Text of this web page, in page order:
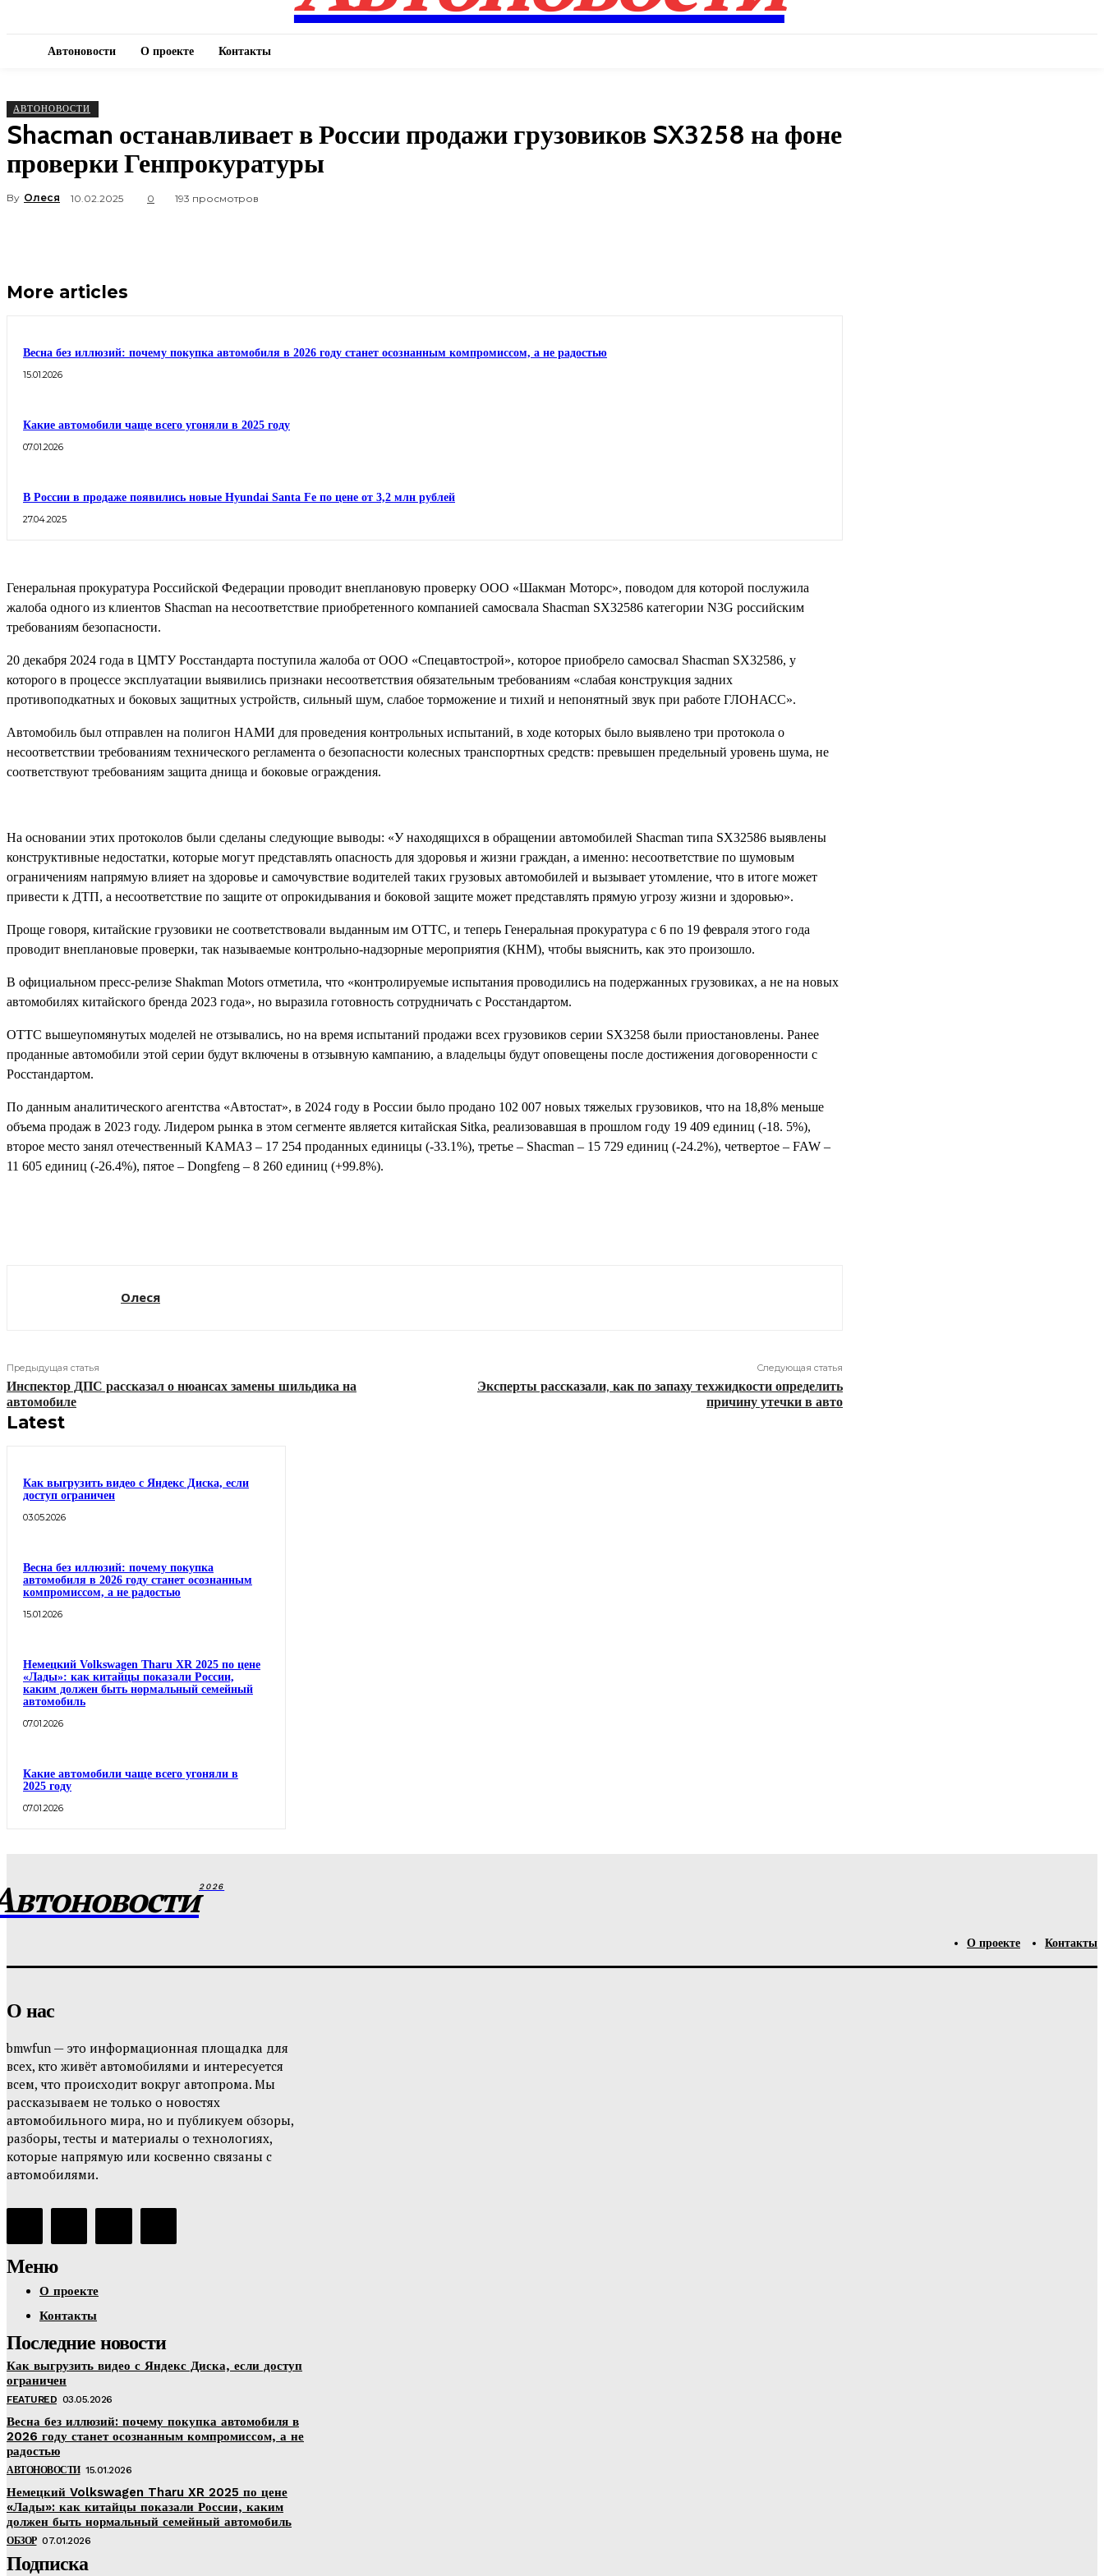
Автоновости О проекте Контакты
АВТОНОВОСТИ
Shacman останавливает в России продажи грузовиков SX3258 на фоне
проверки Генпрокуратуры
By Олеся 10.02.2025 0 193 просмотров
More articles
Весна без иллюзий: почему покупка автомобиля в 2026 году станет осознанным компромиссом, а не радостью
15.01.2026
Какие автомобили чаще всего угоняли в 2025 году
07.01.2026
В России в продаже появились новые Hyundai Santa Fe по цене от 3,2 млн рублей
27.04.2025
Генеральная прокуратура Российской Федерации проводит внеплановую проверку ООО «Шакман Моторс», поводом для которой послужила
жалоба одного из клиентов Shacman на несоответствие приобретенного компанией самосвала Shacman SX32586 категории N3G российским
требованиям безопасности.
20 декабря 2024 года в ЦМТУ Росстандарта поступила жалоба от ООО «Спецавтострой», которое приобрело самосвал Shacman SX32586, у
которого в процессе эксплуатации выявились признаки несоответствия обязательным требованиям «слабая конструкция задних
противоподкатных и боковых защитных устройств, сильный шум, слабое торможение и тихий и непонятный звук при работе ГЛОНАСС».
Автомобиль был отправлен на полигон НАМИ для проведения контрольных испытаний, в ходе которых было выявлено три протокола о
несоответствии требованиям технического регламента о безопасности колесных транспортных средств: превышен предельный уровень шума, не
соответствуют требованиям защита днища и боковые ограждения.
На основании этих протоколов были сделаны следующие выводы: «У находящихся в обращении автомобилей Shacman типа SX32586 выявлены
конструктивные недостатки, которые могут представлять опасность для здоровья и жизни граждан, а именно: несоответствие по шумовым
ограничениям напрямую влияет на здоровье и самочувствие водителей таких грузовых автомобилей и вызывает утомление, что в итоге может
привести к ДТП, а несоответствие по защите от опрокидывания и боковой защите может представлять прямую угрозу жизни и здоровью».
Проще говоря, китайские грузовики не соответствовали выданным им ОТТС, и теперь Генеральная прокуратура с 6 по 19 февраля этого года
проводит внеплановые проверки, так называемые контрольно-надзорные мероприятия (КНМ), чтобы выяснить, как это произошло.
В официальном пресс-релизе Shakman Motors отметила, что «контролируемые испытания проводились на подержанных грузовиках, а не на новых
автомобилях китайского бренда 2023 года», но выразила готовность сотрудничать с Росстандартом.
ОТТС вышеупомянутых моделей не отзывались, но на время испытаний продажи всех грузовиков серии SX3258 были приостановлены. Ранее
проданные автомобили этой серии будут включены в отзывную кампанию, а владельцы будут оповещены после достижения договоренности с
Росстандартом.
По данным аналитического агентства «Автостат», в 2024 году в России было продано 102 007 новых тяжелых грузовиков, что на 18,8% меньше
объема продаж в 2023 году. Лидером рынка в этом сегменте является китайская Sitka, реализовавшая в прошлом году 19 409 единиц (-18. 5%),
второе место занял отечественный КАМАЗ – 17 254 проданных единицы (-33.1%), третье – Shacman – 15 729 единиц (-24.2%), четвертое – FAW –
11 605 единиц (-26.4%), пятое – Dongfeng – 8 260 единиц (+99.8%).
Олеся
Предыдущая статья
Инспектор ДПС рассказал о нюансах замены шильдика на
автомобиле
Следующая статья
Эксперты рассказали, как по запаху техжидкости определить
причину утечки в авто
Latest
Как выгрузить видео с Яндекс Диска, если
доступ ограничен
03.05.2026
Весна без иллюзий: почему покупка
автомобиля в 2026 году станет осознанным
компромиссом, а не радостью
15.01.2026
Немецкий Volkswagen Tharu XR 2025 по цене
«Лады»: как китайцы показали России,
каким должен быть нормальный семейный
автомобиль
07.01.2026
Какие автомобили чаще всего угоняли в
2025 году
07.01.2026
2026
О проекте Контакты
О нас
bmwfun — это информационная площадка для
всех, кто живёт автомобилями и интересуется
всем, что происходит вокруг автопрома. Мы
рассказываем не только о новостях
автомобильного мира, но и публикуем обзоры,
разборы, тесты и материалы о технологиях,
которые напрямую или косвенно связаны с
автомобилями.
Меню
О проекте
Контакты
Последние новости
Как выгрузить видео с Яндекс Диска, если доступ
ограничен
FEATURED 03.05.2026
Весна без иллюзий: почему покупка автомобиля в
2026 году станет осознанным компромиссом, а не
радостью
АВТОНОВОСТИ 15.01.2026
Немецкий Volkswagen Tharu XR 2025 по цене
«Лады»: как китайцы показали России, каким
должен быть нормальный семейный автомобиль
ОБЗОР 07.01.2026
Подписка